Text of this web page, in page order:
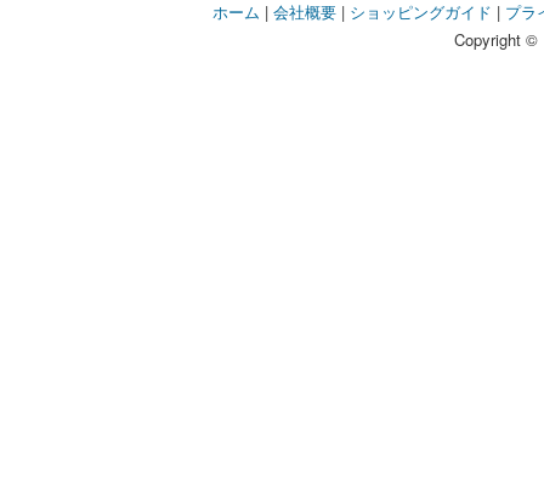
ホーム | 会社概要| ショッピングガイド | プラ
Copyright ©